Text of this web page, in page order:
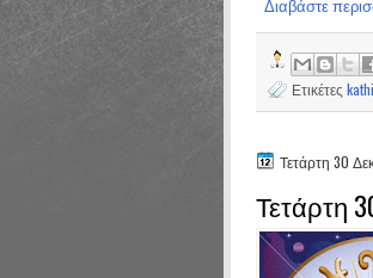
Διαβάστε
Ετικέτες
Τετάρτη 30
Τετάρτη